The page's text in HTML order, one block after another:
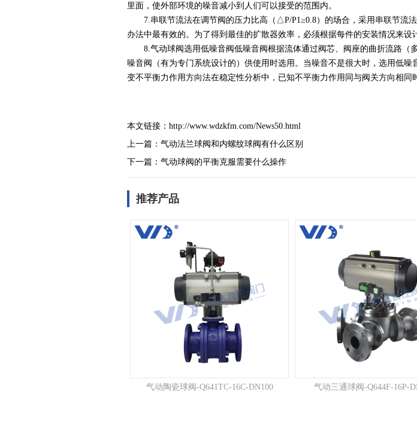
里面，使外部环境的噪音减小到人们可以接受的范围内。
7.串联节流法在调节阀的压力比高（△P/P1≥0.8）的场合，采用串联节流
办法中最有效的。为了得到最佳的扩散器效率，必须根据每件的安装情况来
8.气动球阀选用低噪音阀低噪音阀根据流体通过阀芯、阀座的曲折流路（
噪音阀（有为专门系统设计的）供使用时选用。当噪音不是很大时，选用低
变不平衡力作用方向法在稳定性分析中，已知不平衡力作用同与阀关方向相同
本文链接： http://www.wdzkfm.com/News50.html
上一篇： 气动法兰球阀和内螺纹球阀有什么区别
下一篇： 气动球阀的平衡克服需要什么操作
推荐产品
气动陶瓷球阀-Q641TC-16C-DN100 气动三通球阀-Q644F-16P-